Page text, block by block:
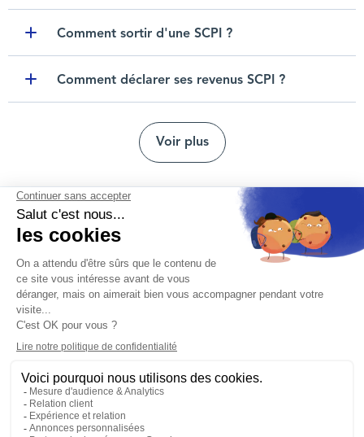
Comment sortir d'une SCPI ?
Comment déclarer ses revenus SCPI ?
Voir plus
Protection des données personnelles
Réclamation et médiation
Conditions générales d'utilisation
Politique de gestion des cookies